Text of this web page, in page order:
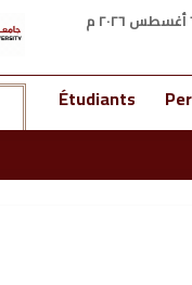
Étudiants